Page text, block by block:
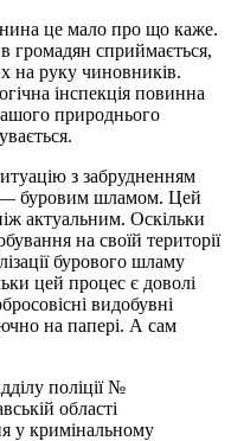
це мало про що каже.
громадян сприймається,
на руку чиновників.
інспекція повинна
природнього
з забрудненням
— буровим шламом. Цей
актуальним. Оскільки
на своїй території
бурового шламу
цей процес є доволі
видобувні
на папері. А сам
поліції №
області
у кримінальному